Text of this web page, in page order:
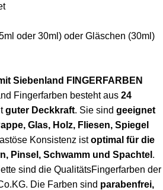
oder 30ml) oder Gläschen (30ml)
Siebenland FINGERFARBEN
Fingerfarben besteht aus 24
guter Deckkraft. Sie sind geeignet
Glas, Holz, Fliesen, Spiegel
Konsistenz istoptimal für die
Pinsel, Schwamm und Spachtel .
sind die QualitätsFingerfarben der
Die Farben sind parabenfrei,